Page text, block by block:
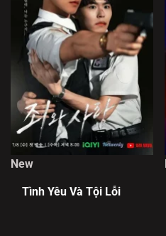
New
Tình Yêu Và Tội Lỗi